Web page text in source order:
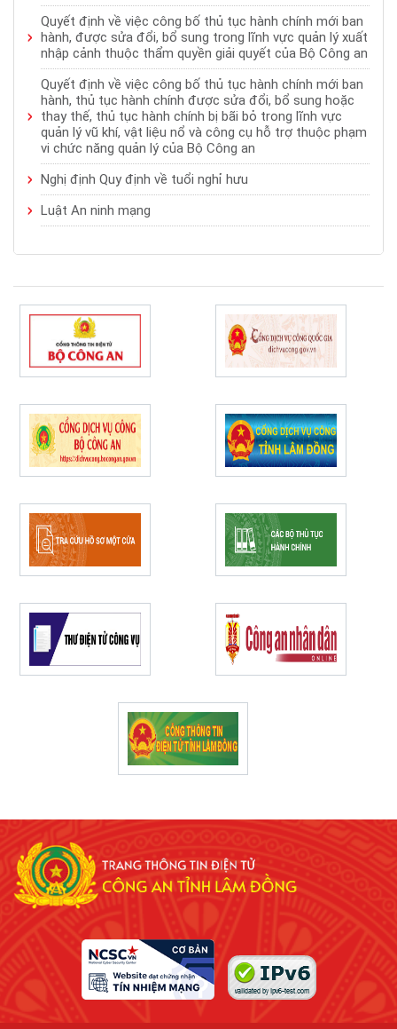
Quyết định về việc công bố thủ tục hành chính mới ban
hành, được sửa đổi, bổ sung trong lĩnh vực quản lý xuất
nhập cảnh thuộc thẩm quyền giải quyết của Bộ Công an
Quyết định về việc công bố thủ tục hành chính mới ban
hành, thủ tục hành chính được sửa đổi, bổ sung hoặc
thay thế, thủ tục hành chính bị bãi bỏ trong lĩnh vực
quản lý vũ khí, vật liệu nổ và công cụ hỗ trợ thuộc phạm
vi chức năng quản lý của Bộ Công an
Nghị định Quy định về tuổi nghỉ hưu
Luật An ninh mạng